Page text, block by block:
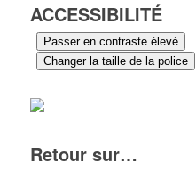
ACCESSIBILITÉ
Passer en contraste élevé
Changer la taille de la police
Retour sur…